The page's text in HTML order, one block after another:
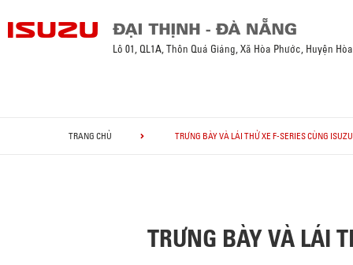
Lô 01, QL1A, Thôn Quá Giáng, Xã Hòa Phước, Huyện
TRANG CHỦ TRƯNG BÀY VÀ LÁI THỬ XE F-SERIES CÙNG
TRƯNG BÀY VÀ LÁI